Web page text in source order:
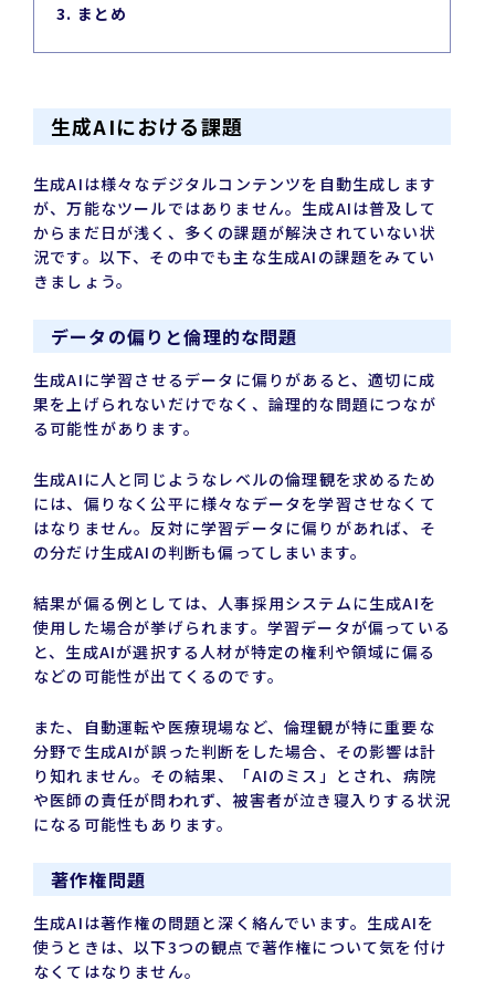
3. まとめ
生成AIにおける課題
生成AIは様々なデジタルコンテンツを自動生成します
が、万能なツールではありません。生成AIは普及して
からまだ日が浅く、多くの課題が解決されていない状
況です。以下、その中でも主な生成AIの課題をみてい
きましょう。
データの偏りと倫理的な問題
生成AIに学習させるデータに偏りがあると、適切に成
果を上げられないだけでなく、論理的な問題につなが
る可能性があります。
生成AIに人と同じようなレベルの倫理観を求めるため
には、偏りなく公平に様々なデータを学習させなくて
はなりません。反対に学習データに偏りがあれば、そ
の分だけ生成AIの判断も偏ってしまいます。
結果が偏る例としては、人事採用システムに生成AIを
使用した場合が挙げられます。学習データが偏っている
と、生成AIが選択する人材が特定の権利や領域に偏る
などの可能性が出てくるのです。
また、自動運転や医療現場など、倫理観が特に重要な
分野で生成AIが誤った判断をした場合、その影響は計
り知れません。その結果、「AIのミス」とされ、病院
や医師の責任が問われず、被害者が泣き寝入りする状況
になる可能性もあります。
著作権問題
生成AIは著作権の問題と深く絡んでいます。生成AIを
使うときは、以下3つの観点で著作権について気を付け
なくてはなりません。